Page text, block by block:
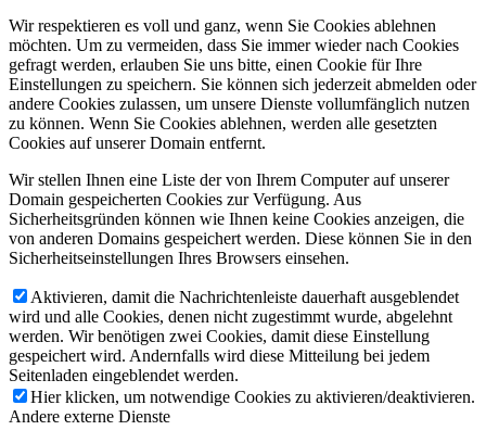
Wir respektieren es voll und ganz, wenn Sie Cookies ablehnen
möchten. Um zu vermeiden, dass Sie immer wieder nach Cookies
gefragt werden, erlauben Sie uns bitte, einen Cookie für Ihre
Einstellungen zu speichern. Sie können sich jederzeit abmelden oder
andere Cookies zulassen, um unsere Dienste vollumfänglich nutzen
zu können. Wenn Sie Cookies ablehnen, werden alle gesetzten
Cookies auf unserer Domain entfernt.
Wir stellen Ihnen eine Liste der von Ihrem Computer auf unserer
Domain gespeicherten Cookies zur Verfügung. Aus
Sicherheitsgründen können wie Ihnen keine Cookies anzeigen, die
von anderen Domains gespeichert werden. Diese können Sie in den
Sicherheitseinstellungen Ihres Browsers einsehen.
Aktivieren, damit die Nachrichtenleiste dauerhaft ausgeblendet
wird und alle Cookies, denen nicht zugestimmt wurde, abgelehnt
werden. Wir benötigen zwei Cookies, damit diese Einstellung
gespeichert wird. Andernfalls wird diese Mitteilung bei jedem
Seitenladen eingeblendet werden.
Hier klicken, um notwendige Cookies zu aktivieren/deaktivieren.
Andere externe Dienste